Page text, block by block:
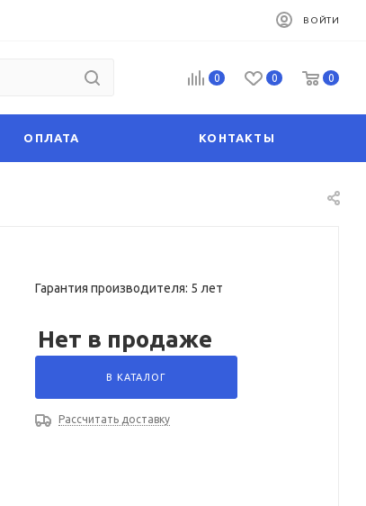
ВОЙТИ
0 0 0
ОПЛАТА КОНТАКТЫ
Гарантия производителя: 5 лет
Нет в продаже
В КАТАЛОГ
Рассчитать доставку